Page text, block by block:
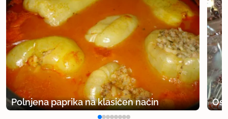
Polnjena paprika na klasičen način